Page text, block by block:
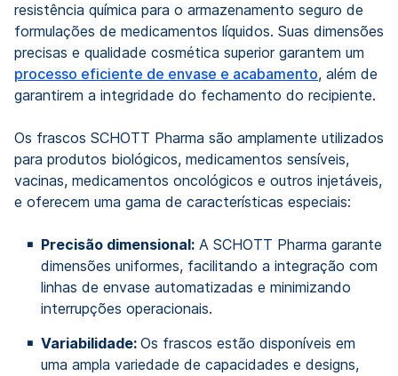
resistência química para o armazenamento seguro de
formulações de medicamentos líquidos. Suas dimensões
precisas e qualidade cosmética superior garantem um
processo eficiente de envase e acabamento, além de
garantirem a integridade do fechamento do recipiente.
Os frascos SCHOTT Pharma são amplamente utilizados
para produtos biológicos, medicamentos sensíveis,
vacinas, medicamentos oncológicos e outros injetáveis,
e oferecem uma gama de características especiais:
Precisão dimensional: A SCHOTT Pharma garante
dimensões uniformes, facilitando a integração com
linhas de envase automatizadas e minimizando
interrupções operacionais.
Variabilidade: Os frascos estão disponíveis em
uma ampla variedade de capacidades e designs,